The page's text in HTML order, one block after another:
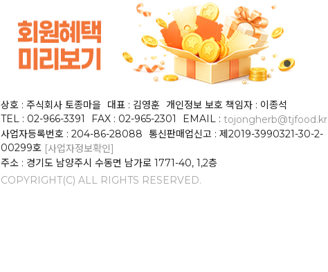
상호 : 주식회사 토종마을 대표 : 김영훈 개인정보 보호 책임자 : 이종석
TEL : 02-966-3391
FAX : 02-965-2301 EMAIL : tojongherb@tjfood.kr
사업자등록번호 : 204-86-28088 통신판매업신고 : 제2019-3990321-30-2-
00299호 [사업자정보확인]
주소 : 경기도 남양주시 수동면 남가로 1771-40, 1,2층
COPYRIGHT(C) ALL RIGHTS RESERVED.